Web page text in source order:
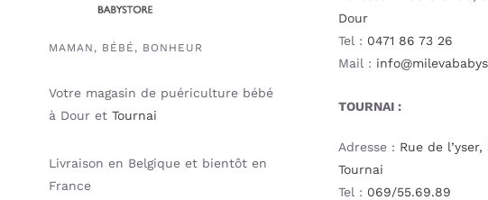
MAMAN, BÉBÉ, BONHEUR
Votre magasin de puériculture bébé
à Dour et Tournai
Livraison en Belgique et bientôt en
France
Dour
Tel : 0471 86 73 26
Mail :
TOURNAI :
Adresse : Rue de
Tournai
Tel : 069/55.69.89